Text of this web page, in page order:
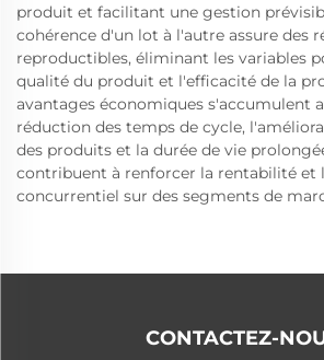
produit et facilitant une gestion
cohérence d'un lot à l'autre assure des
reproductibles, éliminant les variables
qualité du produit et l'efficacité de la
avantages économiques s'accumulent
réduction des temps de cycle,
des produits et la durée de vie
contribuent à renforcer la rentabilité et
concurrentiel sur des segments de
CONTACTEZ-